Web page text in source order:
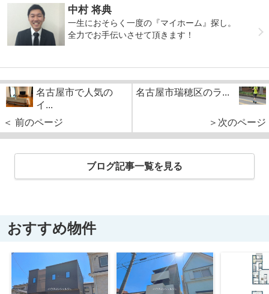
中村 将典
一生におそらく一度の『マイホーム』探し。
全力でお手伝いさせて頂きます！
名古屋市で人気の
イ...
＜ 前のページ
名古屋市瑞穂区のラ...
＞次のページ
ブログ記事一覧を見る
おすすめ物件